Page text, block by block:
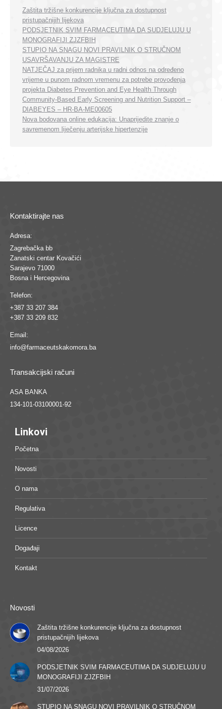
Zaštita tržišne konkurencije ključna za dostupnost
pristupačnijih lijekova
PODSJETNIK SVIM FARMACEUTIMA DA SUDJELUJU U
MONOGRAFIJI ZJZFBIH
STUPIO NA SNAGU NOVI PRAVILNIK O STRUČNOM
USAVRŠAVANJU ZA MAGISTRE
NATJEČAJ za prijem radnika u radni odnos na određeno
vrijeme u punom radnom vremenu za potrebe provođenja
projekta Diabetes Prevention and Eye Health Through
Community-Based Early Screening and Nutrition Support –
DIABEYES – HR-BA-ME00605
Nova bodovana online edukacija: Unaprijedite znanje o
savremenom liječenju arterijske hipertenzije
Kontaktirajte nas
Adresa:
Zagrebačka bb
Zanatski centar Kovačići
Sarajevo 71000
Bosna i Hercegovina
Telefon:
+387 33 207 384
+387 33 209 832
Email:
info@farmaceutskakomora.ba
Transakcijski računi
ASA BANKA
134-101-03100001-92
Linkovi
Početna
Novosti
O nama
Regulativa
Licence
Događaji
Kontakt
Novosti
Zaštita tržišne konkurencije ključna za dostupnost
pristupačnijih lijekova
04/08/2026
PODSJETNIK SVIM FARMACEUTIMA DA SUDJELUJU U
MONOGRAFIJI ZJZFBIH
31/07/2026
STUPIO NA SNAGU NOVI PRAVILNIK O STRUČNOM